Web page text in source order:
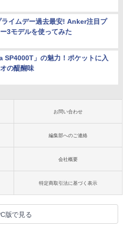
イムデー過去最安! Anker注目プ
3モデルを使ってみた
SP4000T」の魅力！ポケットに入
の醍醐味
お問い合わせ
編集部へのご連絡
会社概要
特定商取引法に基づく表示
版で見る